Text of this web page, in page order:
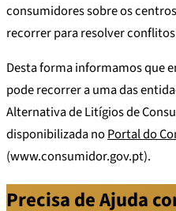
consumidores sobre os
recorrer para resolver
Desta forma informamos que
pode recorrer a uma das
Alternativa de Litígios de
disponibilizada noPortal do
(www.consumidor.gov.pt).
Precisa de Ajuda